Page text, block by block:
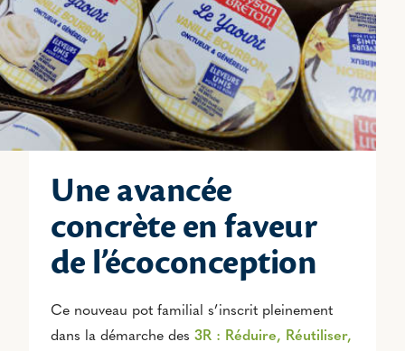
Une avancée
concrète en faveur
de l’écoconception
Ce nouveau pot familial s’inscrit pleinement
dans la démarche des 3R : Réduire, Réutiliser,